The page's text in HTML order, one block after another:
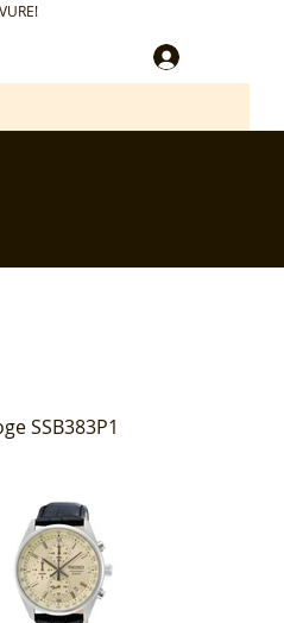
SSB383P1